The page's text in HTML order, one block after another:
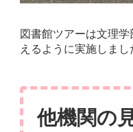
図書館ツアーは文理
えるように実施しまし
他機関の